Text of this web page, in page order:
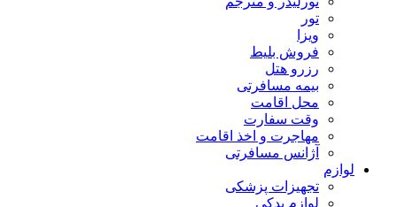
تور
ویزا
فروش بلیط
رزرو هتل
بیمه مسافرتی
محل اقامت
وقت سفارت
مهاجرت و اخذ اقامت
آژانس مسافرتی
لوازم
تجهیزات پزشکی
لوازم یدکی